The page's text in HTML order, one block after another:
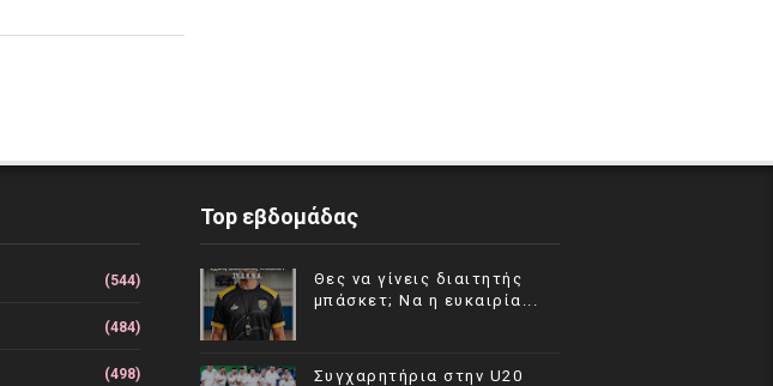
(544)
(484)
(498)
Top εβδομάδας
Θες να γίνεις διαιτητής
μπάσκετ; Να η ευκαιρία...
Συγχαρητήρια στην U20